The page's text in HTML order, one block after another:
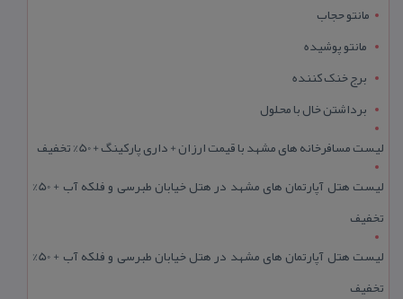
مانتو حجاب
مانتو پوشیده
برج خنک کننده
برداشتن خال با محلول
لیست مسافرخانه های مشهد با قیمت ارزان + داری پارکینگ + 50% تخفیف
لیست هتل آپارتمان های مشهد در هتل خیابان طبرسی و فلکه آب + 50%
تخفیف
لیست هتل آپارتمان های مشهد در هتل خیابان طبرسی و فلکه آب + 50%
تخفیف